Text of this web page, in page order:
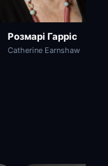
Розмарі Гарріс
Catherine Earnshaw